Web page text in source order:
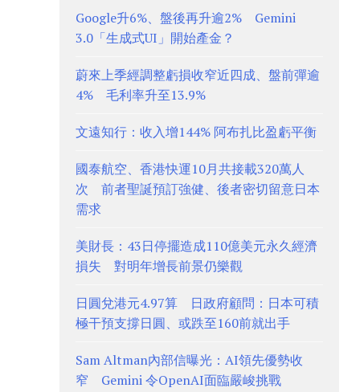
Google升6%、盤後再升逾2% Gemini
3.0「生成式UI」開始產金？
蔚來上季經調整虧損收窄近四成、盤前彈逾
4% 毛利率升至13.9%
文遠知行：收入增144% 阿布扎比盈虧平衡
國泰航空、香港快運10月共接載320萬人
次 前者聖誕預訂強健、後者密切留意日本
需求
美財長：43日停擺造成110億美元永久經濟
損失 對明年增長前景仍樂觀
日圓兌港元4.97算 日政府顧問：日本可積
極干預支撐日圓、或跌至160前就出手
Sam Altman內部信曝光：AI領先優勢收
窄 Gemini 令OpenAI面臨嚴峻挑戰